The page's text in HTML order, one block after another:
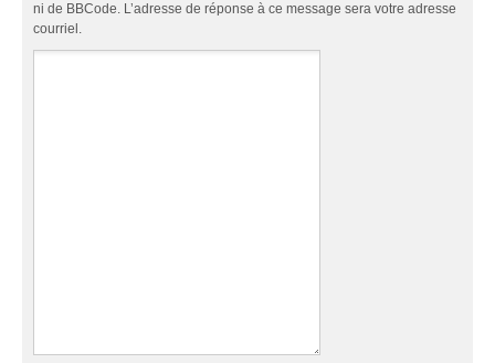
ni de BBCode. L’adresse de réponse à ce message sera votre adresse
courriel.